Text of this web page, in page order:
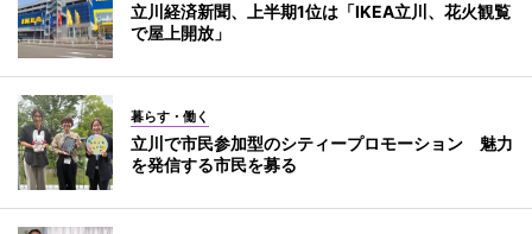
立川経済新聞、上半期1位は「IKEA立川、花火観覧
で屋上開放」
暮らす・働く
立川で市民参加型のシティープロモーション 魅力
を発信する市民を募る